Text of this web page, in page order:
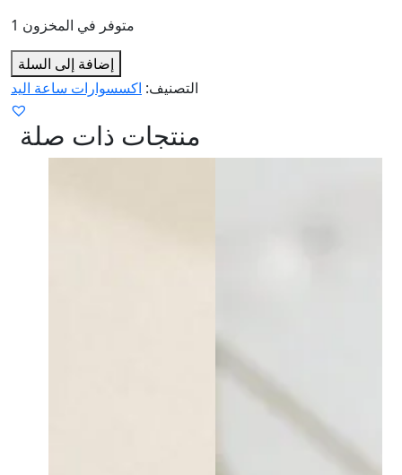
1 متوفر في المخزون
إضافة إلى السلة
التصنيف: اكسسوارات ساعة اليد
منتجات ذات صلة